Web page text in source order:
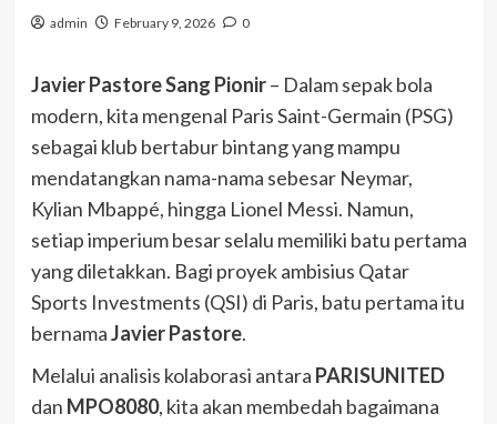
admin February 9, 2026 0
Javier Pastore Sang Pionir– Dalam sepak bola
modern, kita mengenal Paris Saint-Germain (PSG)
sebagai klub bertabur bintang yang mampu
mendatangkan nama-nama sebesar Neymar,
Kylian Mbappé, hingga Lionel Messi. Namun,
setiap imperium besar selalu memiliki batu pertama
yang diletakkan. Bagi proyek ambisius Qatar
Sports Investments (QSI) di Paris, batu pertama itu
bernamaJavier Pastore.
Melalui analisis kolaborasi antara PARISUNITED
dan MPO8080, kita akan membedah bagaimana